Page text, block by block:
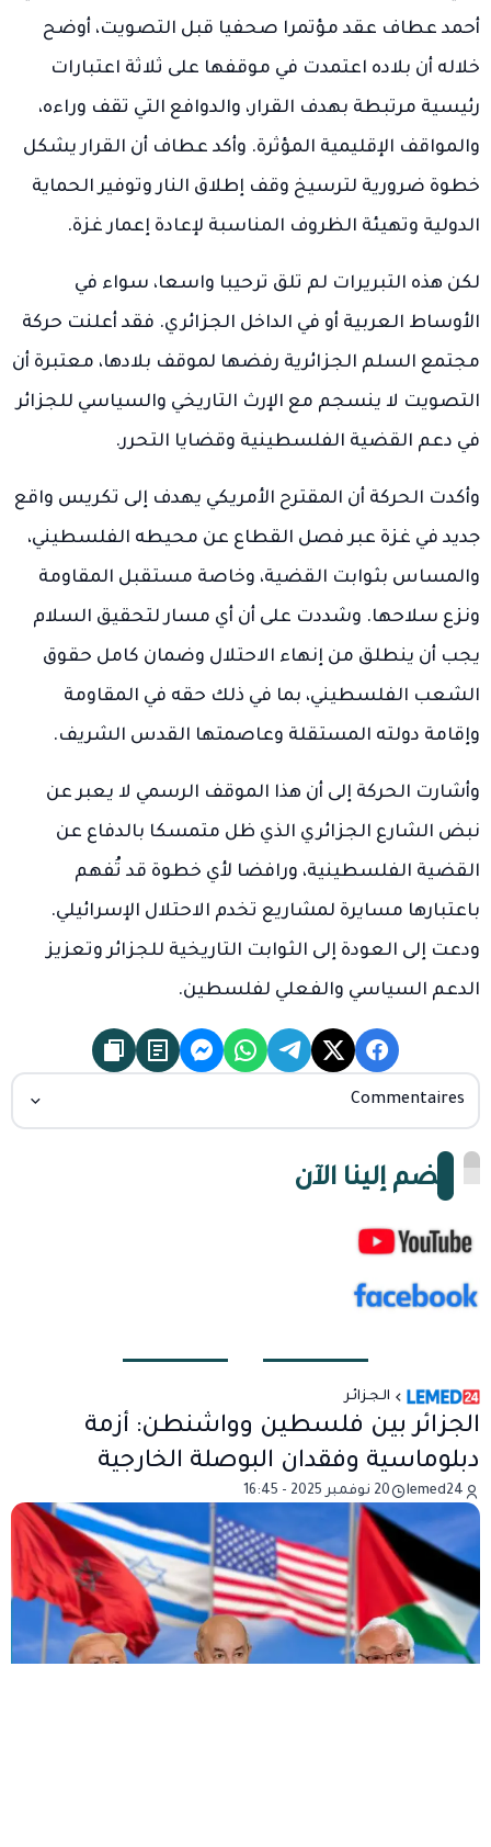
أحمد عطاف عقد مؤتمرا صحفيا قبل التصويت، أوضح
خلاله أن بلاده اعتمدت في موقفها على ثلاثة اعتبارات
رئيسية مرتبطة بهدف القرار، والدوافع التي تقف وراءه،
والمواقف الإقليمية المؤثرة. وأكد عطاف أن القرار يشكل
خطوة ضرورية لترسيخ وقف إطلاق النار وتوفير الحماية
الدولية وتهيئة الظروف المناسبة لإعادة إعمار غزة.
لكن هذه التبريرات لم تلق ترحيبا واسعا، سواء في
الأوساط العربية أو في الداخل الجزائري. فقد أعلنت حركة
مجتمع السلم الجزائرية رفضها لموقف بلادها، معتبرة أن
التصويت لا ينسجم مع الإرث التاريخي والسياسي للجزائر
في دعم القضية الفلسطينية وقضايا التحرر.
وأكدت الحركة أن المقترح الأمريكي يهدف إلى تكريس واقع
جديد في غزة عبر فصل القطاع عن محيطه الفلسطيني،
والمساس بثوابت القضية، وخاصة مستقبل المقاومة
ونزع سلاحها. وشددت على أن أي مسار لتحقيق السلام
يجب أن ينطلق من إنهاء الاحتلال وضمان كامل حقوق
الشعب الفلسطيني، بما في ذلك حقه في المقاومة
وإقامة دولته المستقلة وعاصمتها القدس الشريف.
وأشارت الحركة إلى أن هذا الموقف الرسمي لا يعبر عن
نبض الشارع الجزائري الذي ظل متمسكا بالدفاع عن
القضية الفلسطينية، ورافضا لأي خطوة قد تُفهم
باعتبارها مسايرة لمشاريع تخدم الاحتلال الإسرائيلي.
ودعت إلى العودة إلى الثوابت التاريخية للجزائر وتعزيز
الدعم السياسي والفعلي لفلسطين.
Commentaires
انضم إلينا الآن
الـجـزائـر
الجزائر بين فلسطين وواشنطن: أزمة
دبلوماسية وفقدان البوصلة الخارجية
lemed24 20 نوفمبر 2025 - 16:45